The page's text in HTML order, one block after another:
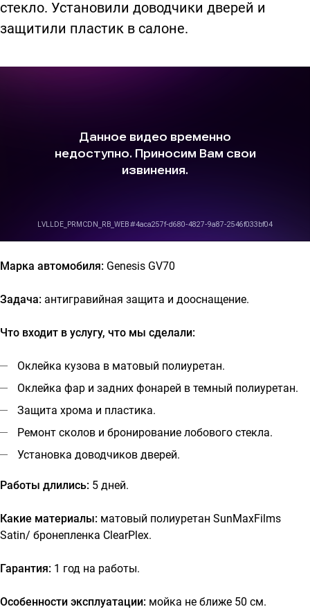
стекло. Установили доводчики дверей и
защитили пластик в салоне.
Марка автомобиля: Genesis GV70
Задача: антигравийная защита и дооснащение.
Что входит в услугу, что мы сделали:
Оклейка кузова в матовый полиуретан.
Оклейка фар и задних фонарей в темный полиуретан.
Защита хрома и пластика.
Ремонт сколов и бронирование лобового стекла.
Установка доводчиков дверей.
Работы длились: 5 дней.
Какие материалы: матовый полиуретан SunMaxFilms
Satin/ бронепленка ClearPlex.
Гарантия: 1 год на работы.
Особенности эксплуатации: мойка не ближе 50 см.